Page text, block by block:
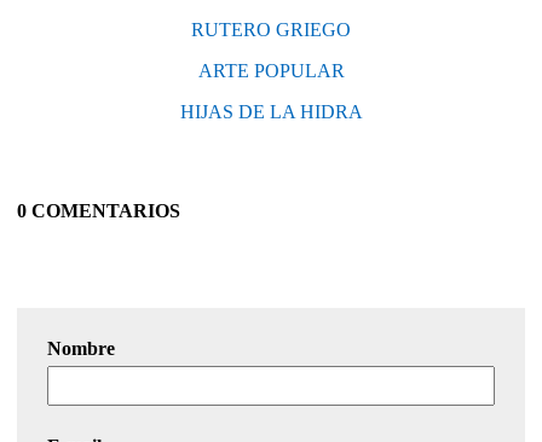
RUTERO GRIEGO
ARTE POPULAR
HIJAS DE LA HIDRA
0 COMENTARIOS
Nombre